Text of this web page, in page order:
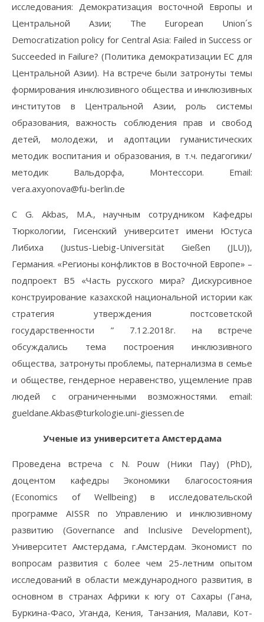
исследования: Демократизация восточной Европы и
Центральной Азии; The European Union´s
Democratization policy for Central Asia: Failed in Success or
Succeeded in Failure? (Политика демократизации ЕС для
Центральной Азии). На встрече были затронуты темы
формирования инклюзивного общества и инклюзивных
институтов в Центральной Азии, роль системы
образования, важность соблюдения прав и свобод
детей, молодежи, и адоптации гуманистических
методик воспитания и образования, в т.ч. педагогики/
методик Вальдорфа, Монтессори. Email:
vera.axyonova@fu-berlin.de
С G. Akbas, M.A., научным сотрудником Кафедры
Тюркологии, Гисенский университет имени Юстуса
Либиха (Justus-Liebig-Universität Gießen (JLU)),
Германия. «Регионы конфликтов в Восточной Европе» –
подпроект B5 «Часть русского мира? Дискурсивное
конструирование казахской национальной истории как
стратегия утверждения постсоветской
государственности ” 7.12.2018г. на встрече
обсуждались тема построения инклюзивного
общества, затронуты проблемы, патернализма в семье
и обществе, гендерное неравенство, ущемление прав
людей с ограниченными возможностями. email:
gueldane.Akbas@turkologie.uni-giessen.de
Ученые из университета Амстердама
Проведена встреча с N. Pouw (Ники Пау) (PhD),
доцентом кафедры Экономики благосостояния
(Economics of Wellbeing) в исследовательской
программе AISSR по Управлению и инклюзивному
развитию (Governance and Inclusive Development),
Университет Амстердама, г.Амстердам. Экономист по
вопросам развития с более чем 25-летним опытом
исследований в области международного развития, в
основном в странах Африки к югу от Сахары (Гана,
Буркина-Фасо, Уганда, Кения, Танзания, Малави, Кот-